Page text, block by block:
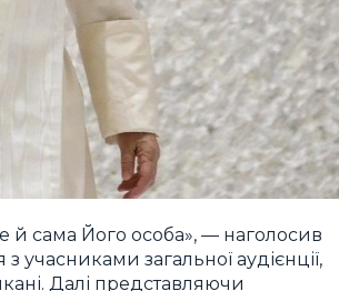
й сама Його особа», — наголосив
загальної аудієнції,
Далі представляючи